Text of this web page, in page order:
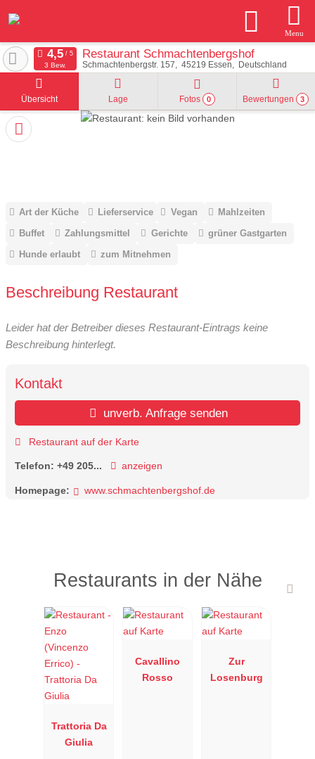
Menu
Restaurant Schmachtenbergshof
Schmachtenbergstr. 157 45219 Essen Deutschland
3 Bew.
Übersicht Lage Fotos 0 Bewertungen 3
Art der Küche Lieferservice Vegan
Mahlzeiten
Buffet
Zahlungsmittel Gerichte
grüner Gastgarten
Hunde erlaubt
zum Mitnehmen
Beschreibung Restaurant
Leider hat der Betreiber dieses Restaurant-Eintrags keine
Beschreibung hinterlegt.
Kontakt
unverb. Anfrage senden
Restaurant auf der Karte
Telefon: +49 205... anzeigen
Homepage: www.schmachtenbergshof.de
Restaurants in der Nähe
Trattoria Da
Giulia
Cavallino
Rosso
Zur
Losenburg